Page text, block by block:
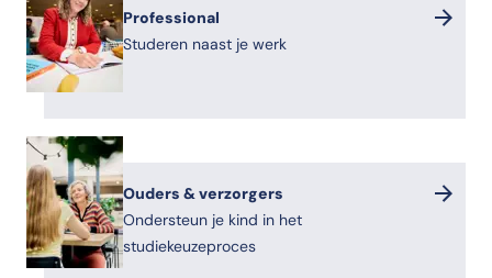
Professional
Studeren naast je werk
Ouders & verzorgers
Ondersteun je kind in het
studiekeuzeproces